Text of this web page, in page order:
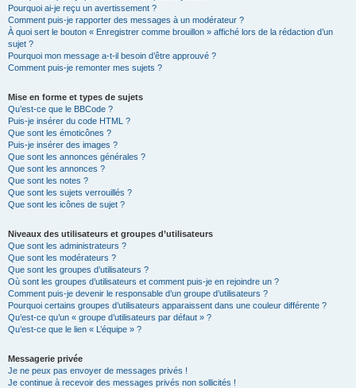
Pourquoi ai-je reçu un avertissement ?
Comment puis-je rapporter des messages à un modérateur ?
À quoi sert le bouton « Enregistrer comme brouillon » affiché lors de la rédaction d’un
sujet ?
Pourquoi mon message a-t-il besoin d’être approuvé ?
Comment puis-je remonter mes sujets ?
Mise en forme et types de sujets
Qu’est-ce que le BBCode ?
Puis-je insérer du code HTML ?
Que sont les émoticônes ?
Puis-je insérer des images ?
Que sont les annonces générales ?
Que sont les annonces ?
Que sont les notes ?
Que sont les sujets verrouillés ?
Que sont les icônes de sujet ?
Niveaux des utilisateurs et groupes d’utilisateurs
Que sont les administrateurs ?
Que sont les modérateurs ?
Que sont les groupes d’utilisateurs ?
Où sont les groupes d’utilisateurs et comment puis-je en rejoindre un ?
Comment puis-je devenir le responsable d’un groupe d’utilisateurs ?
Pourquoi certains groupes d’utilisateurs apparaissent dans une couleur différente ?
Qu’est-ce qu’un « groupe d’utilisateurs par défaut » ?
Qu’est-ce que le lien « L’équipe » ?
Messagerie privée
Je ne peux pas envoyer de messages privés !
Je continue à recevoir des messages privés non sollicités !